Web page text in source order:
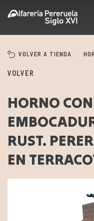
VOLVER A TIENDA .
VOLVER
HORNO
RUST.
EN